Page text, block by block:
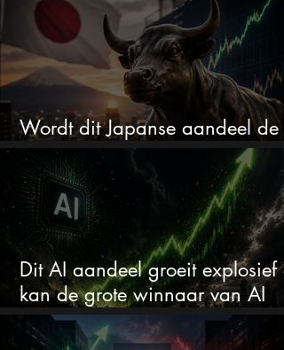
Wordt dit Japanse aandeel de
comeback kid van 2026?
Dit AI aandeel groeit explosief
kan de grote winnaar van AI
worden